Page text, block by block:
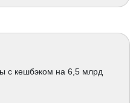
с кешбэком на 6,5 млрд